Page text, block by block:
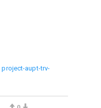
project-aupt-trv-